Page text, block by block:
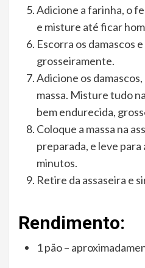
Adicione a farinha, o
e misture até ficar
Escorra os damascos
grosseiramente.
Adicione os damascos,
massa. Misture tudo
bem endurecida,
Coloque a massa na
preparada, e leve para
minutos.
Retire da assaseira e
Rendimento:
1 pão –